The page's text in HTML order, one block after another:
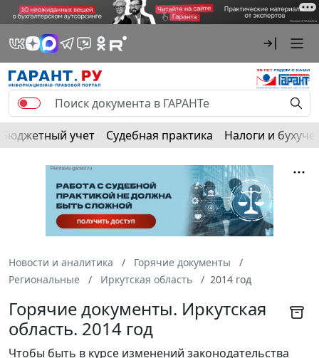
Бюджетный учет Судебная практика Налоги и
Новости и аналитика
Горячие документы
Региональные
Иркутская область 2014 год
Горячие документы. Иркутская
область. 2014 год
Чтобы быть в курсе изменений законодательства